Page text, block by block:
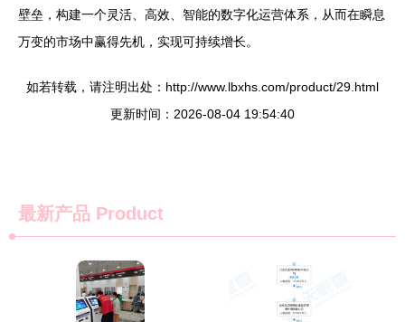
壁垒，构建一个灵活、高效、智能的数字化运营体系，从而在瞬息
万变的市场中赢得先机，实现可持续增长。
如若转载，请注明出处：http://www.lbxhs.com/product/29.html
更新时间：2026-08-04 19:54:40
最新产品 Product